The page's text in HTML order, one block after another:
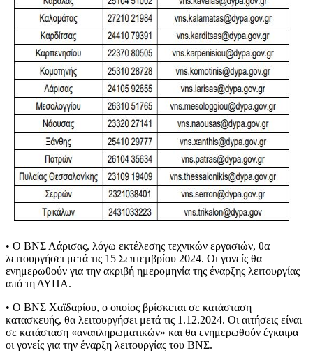
• Ο ΒΝΣ Λάρισας, λόγω εκτέλεσης τεχνικών εργασιών, θα
λειτουργήσει μετά τις 15 Σεπτεμβρίου 2024. Οι γονείς θα
ενημερωθούν για την ακριβή ημερομηνία της έναρξης λειτουργίας
από τη ΔΥΠΑ.
• Ο ΒΝΣ Χαϊδαρίου, ο οποίος βρίσκεται σε κατάσταση
κατασκευής, θα λειτουργήσει μετά τις 1.12.2024. Οι αιτήσεις είναι
σε κατάσταση «αναπληρωματικών» και θα ενημερωθούν έγκαιρα
οι γονείς για την έναρξη λειτουργίας του ΒΝΣ.